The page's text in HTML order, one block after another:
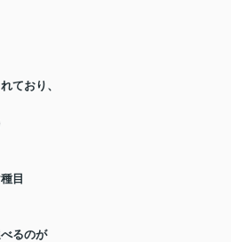
ており、
目
るのが